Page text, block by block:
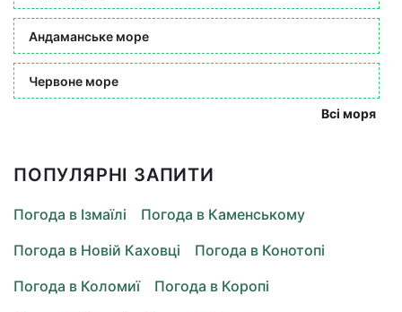
Андаманське море
Червоне море
Всі моря
ПОПУЛЯРНІ ЗАПИТИ
Погода в Ізмаїлі
Погода в Каменському
Погода в Новій Каховці
Погода в Конотопі
Погода в Коломиї
Погода в Коропі